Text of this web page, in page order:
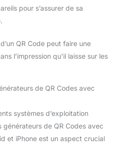
pour s’assurer de sa
QR Code peut faire une
l’impression qu’il laisse sur les
de QR Codes avec
systèmes d’exploitation
de QR Codes avec
et iPhone est un aspect crucial